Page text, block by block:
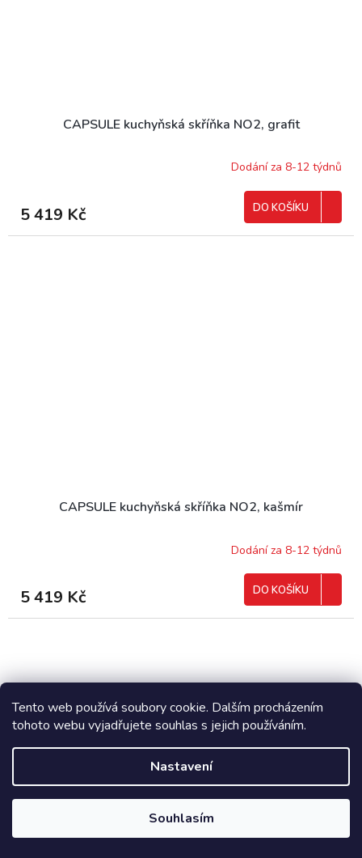
Tento web používá soubory cookie. Dalším procházením
tohoto webu vyjadřujete souhlas s jejich používáním.
Nastavení
Souhlasím
CAPSULE kuchyňská skříňka NO2, grafit
Dodání za 8-12 týdnů
5 419 Kč DO KOŠÍKU
CAPSULE kuchyňská skříňka NO2, kašmír
Dodání za 8-12 týdnů
5 419 Kč DO KOŠÍKU